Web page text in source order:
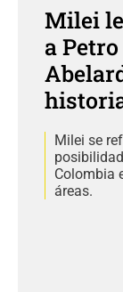
Milei
a
Milei se
Colombia
áreas.